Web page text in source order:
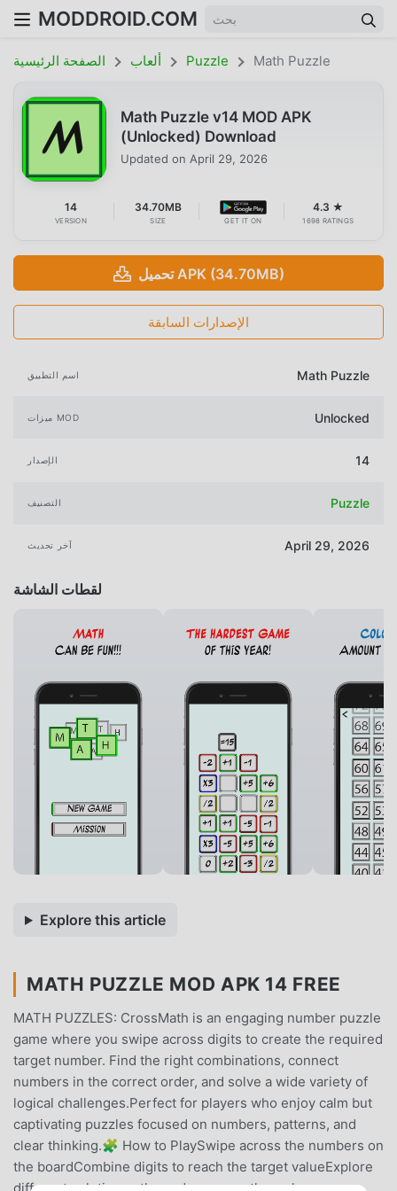
MODDROID.COM
الصفحة الرئيسية ألعاب Puzzle Math Puzzle
Math Puzzle v14 MOD APK
(Unlocked) Download
Updated on April 29, 2026
14
VERSION
34.70MB
SIZE GET IT ON
4.3 ★
1698 RATINGS
تحميل APK (34.70MB)
الإصدارات السابقة
اسم التطبيق Math Puzzle
ميزات MOD Unlocked
الإصدار 14
التصنيف Puzzle
آخر تحديث April 29, 2026
لقطات الشاشة
Explore this article
MATH PUZZLE MOD APK 14 FREE
MATH PUZZLES: CrossMath is an engaging number puzzle
game where you swipe across digits to create the required
target number. Find the right combinations, connect
numbers in the correct order, and solve a wide variety of
logical challenges.Perfect for players who enjoy calm but
captivating puzzles focused on numbers, patterns, and
clear thinking.🧩 How to PlaySwipe across the numbers on
the boardCombine digits to reach the target valueExplore